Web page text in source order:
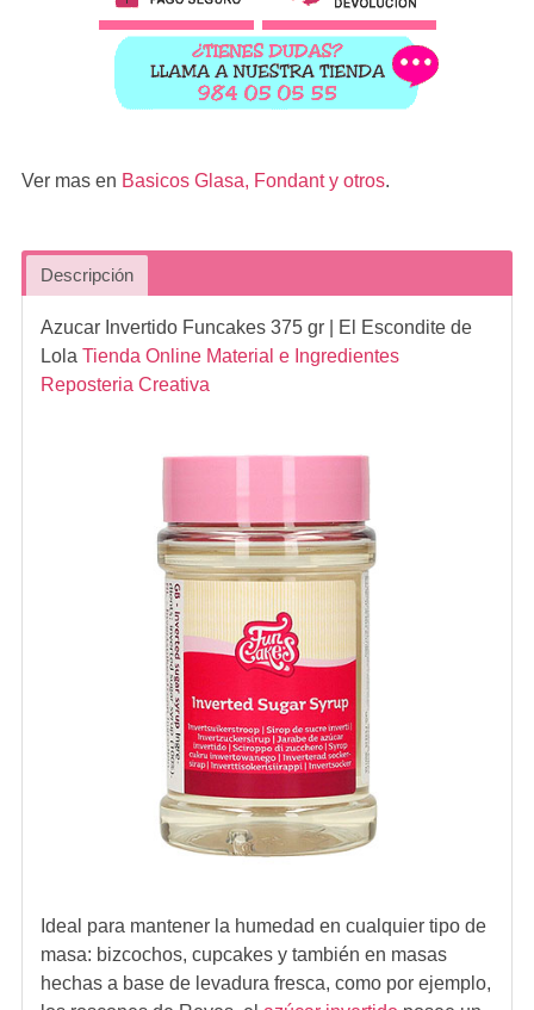
Ver mas en Basicos Glasa, Fondant y otros.
Descripción
Azucar Invertido Funcakes 375 gr
| El Escondite de
Lola Tienda Online Material e Ingredientes
Reposteria Creativa
Ideal para mantener la humedad en cualquier tipo de
masa: bizcochos, cupcakes y también en masas
hechas a base de levadura fresca, como por ejemplo,